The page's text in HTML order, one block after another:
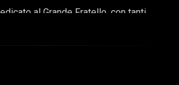
al Grande Fratello, con tanti